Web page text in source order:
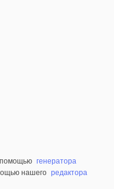
помощью генератора
нашего редактора